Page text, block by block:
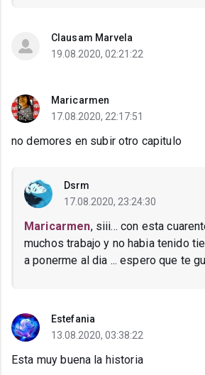
Clausam Marvela
19.08.2020, 02:21:22
Maricarmen
17.08.2020, 22:17:51
no demores en subir otro capitulo
Dsrm
17.08.2020, 23:24:30
Maricarmen, siii... con esta
muchos trabajo y no habia tenido
a ponerme al dia ... espero que te
Estefania
13.08.2020, 03:38:22
Esta muy buena la historia